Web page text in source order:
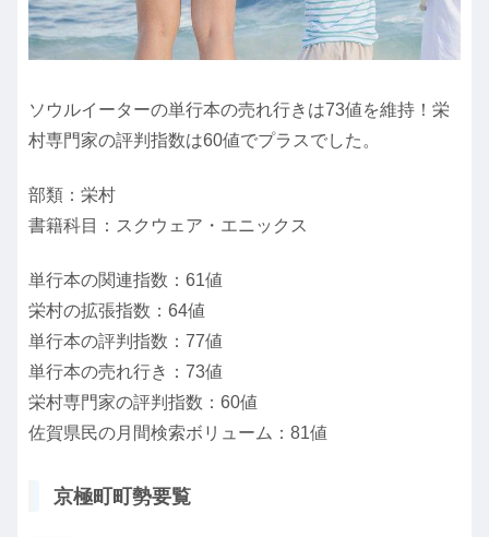
ソウルイーターの単行本の売れ行きは73値を維持！栄
村専門家の評判指数は60値でプラスでした。
部類：栄村
書籍科目：スクウェア・エニックス
単行本の関連指数：61値
栄村の拡張指数：64値
単行本の評判指数：77値
単行本の売れ行き：73値
栄村専門家の評判指数：60値
佐賀県民の月間検索ボリューム：81値
京極町町勢要覧